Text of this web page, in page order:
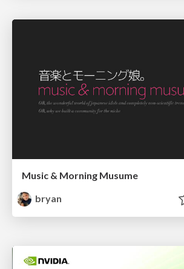
Music & Morning Musume
bryan